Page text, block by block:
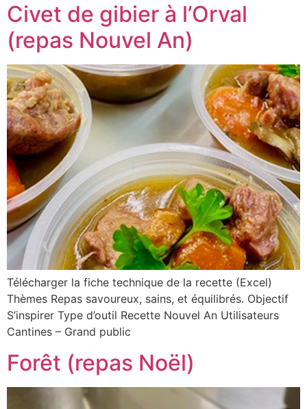
Civet de gibier à l’Orval
(repas Nouvel An)
Télécharger la fiche technique de la recette (Excel)
Thèmes Repas savoureux, sains, et équilibrés. Objectif
S’inspirer Type d’outil Recette Nouvel An Utilisateurs
Cantines – Grand public
Forêt (repas Noël)